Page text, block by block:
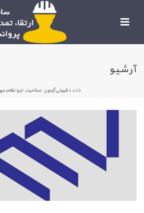
آرشیو
خانه »قبولی آزمون صلاحیت اجرا نظام